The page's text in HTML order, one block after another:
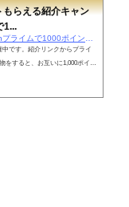
らえる紹介キャン
1...
https://ajirolife.com/2022/11/23/amazonプライムで1000ポイントもらえる紹介キャンペーン
です。紹介リンクからプライ
をすると、お互いに1,000ポイン